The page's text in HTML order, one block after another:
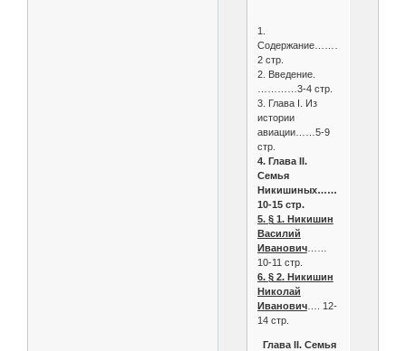
1.
Содержание………
2 стр.
2. Введение.
…………3-4 стр.
3. Глава I. Из
истории
авиации……5-9
стр.
4. Глава II.
Семья
Никишиных……
10-15 стр.
5. § 1. Никишин
Василий
Иванович……
10-11 стр.
6. § 2. Никишин
Николай
Иванович…. 12-
14 стр.
Глава II. Семья